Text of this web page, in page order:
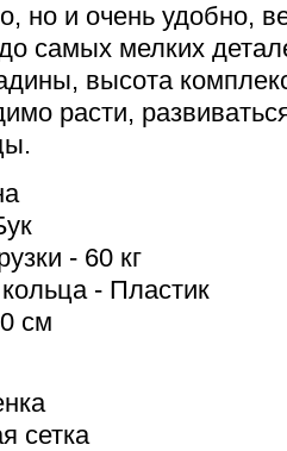
но и очень удобно,
самых мелких
высота
расти,
- 60 кг
- Пластик
см
сетка